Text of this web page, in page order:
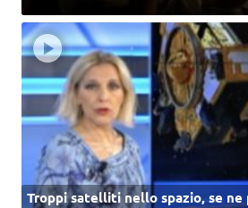
Troppi satelliti nello spazio, se ne